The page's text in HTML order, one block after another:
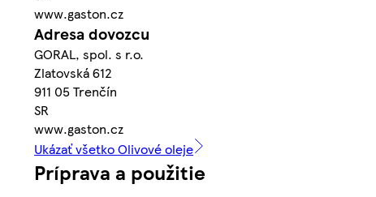
www.gaston.cz
Adresa dovozcu
GORAL, spol. s r.o.
Zlatovská 612
911 05 Trenčín
SR
www.gaston.cz
Ukázať všetko Olivové oleje
Príprava a použitie